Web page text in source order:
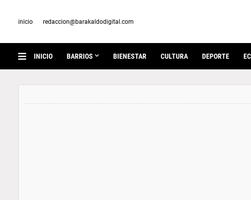
inicio redaccion@barakaldodigital.com
INICIO BARRIOS BIENESTAR CULTURA DEPORTE